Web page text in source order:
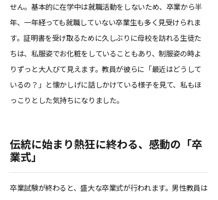
せん。基本的に在学中は就職活動をしないため、卒業から半
年、一年経っても就職していない卒業生も多く見受けられま
す。証明書を受け取るために久しぶりに母校を訪れる生徒た
ちは、私服姿でお化粧をしていることもあり、制服姿の時よ
りずっと大人びて見えます。教員が彼らに「最近はどうして
いるの？」と懐かしげに話しかけている様子を見て、私もほ
っこりとした気持ちになりました。
伝統に始まり熱狂に終わる、感動の「卒
業式」
卒業試験が終わると、盛大な卒業式が行われます。男性教員は